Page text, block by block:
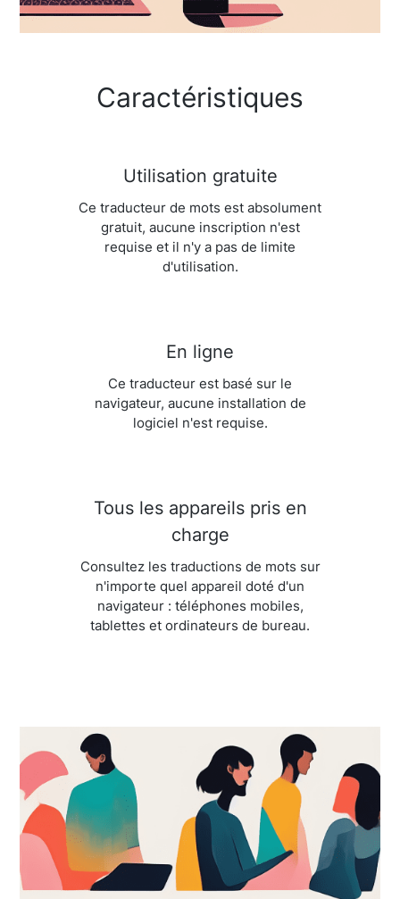
Caractéristiques
Utilisation gratuite
Ce traducteur de mots est absolument
gratuit, aucune inscription n'est
requise et il n'y a pas de limite
d'utilisation.
En ligne
Ce traducteur est basé sur le
navigateur, aucune installation de
logiciel n'est requise.
Tous les appareils pris en
charge
Consultez les traductions de mots sur
n'importe quel appareil doté d'un
navigateur : téléphones mobiles,
tablettes et ordinateurs de bureau.